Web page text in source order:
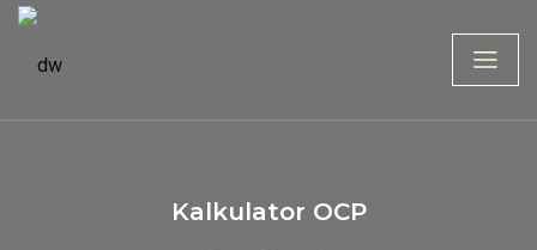
Kalkulator OCP